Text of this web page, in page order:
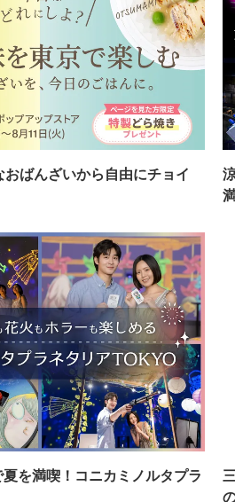
ばんざいから自由にチョイ
を満喫！コニカミノルタプラ